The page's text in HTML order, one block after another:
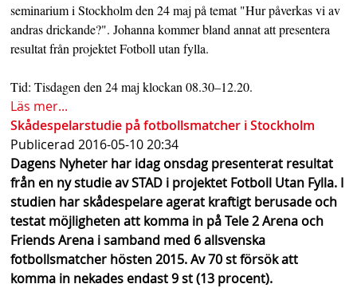
b
a
seminarium i Stockholm den 24 maj på temat "Hur påverkas vi av
andras drickande?". Johanna kommer bland annat att presentera
resultat från projektet Fotboll utan fylla.
Tid: Tisdagen den 24 maj klockan 08.30–12.20.
Läs mer...
Skådespelarstudie på fotbollsmatcher i Stockholm
Publicerad2016-05-10 20:34
Dagens Nyheter har idag onsdag presenterat resultat
från en ny studie av STAD i projektet Fotboll Utan Fylla. I
studien har skådespelare agerat kraftigt berusade och
testat möjligheten att komma in på Tele 2 Arena och
Friends Arena i samband med 6 allsvenska
fotbollsmatcher hösten 2015. Av 70 st försök att
komma in nekades endast 9 st (13 procent).